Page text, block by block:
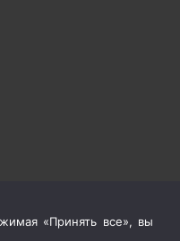
«Принять все», вы